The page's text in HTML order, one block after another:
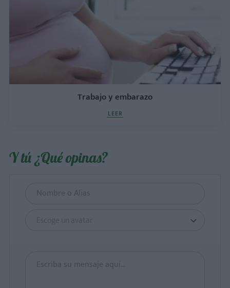
Trabajo y embarazo
LEER
Y tú ¿Qué opinas?
Escoge un avatar